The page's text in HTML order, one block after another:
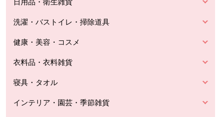
日用品・衛生雑貨
洗濯・バストイレ・掃除道具
健康・美容・コスメ
衣料品・衣料雑貨
寝具・タオル
インテリア・園芸・季節雑貨